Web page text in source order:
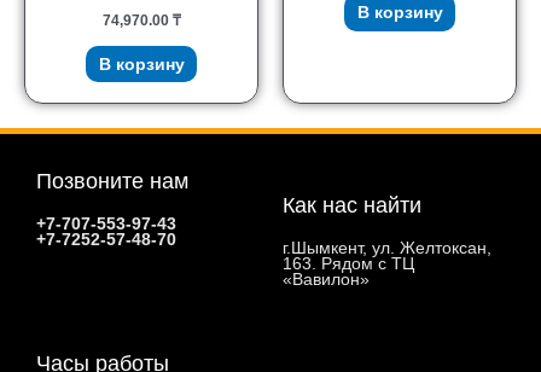
74,970.00 ₸
В корзину
В корзину
Позвоните нам
+7-707-553-97-43
+7-7252-57-48-70
Как нас найти
г.Шымкент, ул. Желтоксан,
163. Рядом с ТЦ
«Вавилон»
Часы работы